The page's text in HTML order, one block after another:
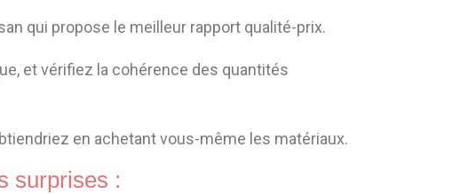
qui propose le meilleur rapport qualité-prix.
et vérifiez la cohérence des quantités
en achetant vous-même les matériaux.
surprises :